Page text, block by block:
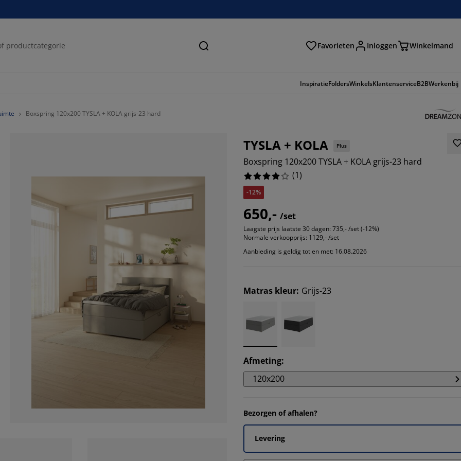
Zoeken Favorieten Inloggen Winkelmand
InspiratieFoldersWinkelsKlantenserviceB2BWerkenbij
Boxspring 120x200 TYSLA + KOLA grijs-23 hard
TYSLA + KOLA Plus
Boxspring 120x200 TYSLA + KOLA grijs-23 hard
(1)
-12%
650,- /set
Laagste prijs laatste 30 dagen: 735,- /set (-12%)
Normale verkoopprijs: 1129,- /set
Aanbieding is geldig tot en met: 16.08.2026
Matras kleur: Grijs-23
Afmeting:
120x200
Bezorgen of afhalen?
Levering